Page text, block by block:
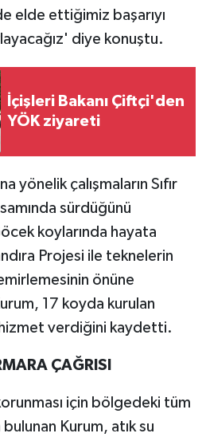
elde ettiğimiz başarıyı
diye konuştu.
İçişleri Bakanı Çiftçi'den
YÖK ziyareti
yönelik çalışmaların Sıfır
sürdüğünü
koylarında hayata
Projesi ile teknelerin
önüne
17 koyda kurulan
verdiğini kaydetti.
ÇAĞRISI
için bölgedeki tüm
Kurum, atık su